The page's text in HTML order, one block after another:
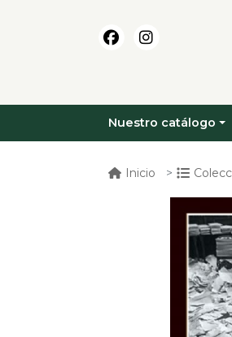
Nuestro catálogo
Inicio